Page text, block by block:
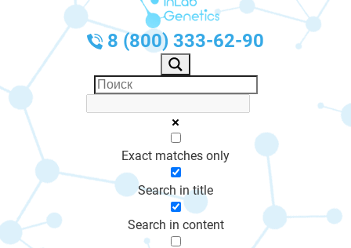
8 (800) 333-62-90
Exact matches only
Search in title
Search in content